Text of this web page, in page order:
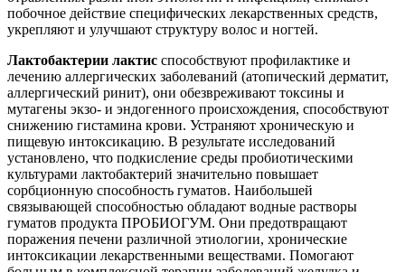
побочное действие специфических лекарственных средств,
укрепляют и улучшают структуру волос и ногтей.
Лактобактерии лактис способствуют профилактике и
лечению аллергических заболеваний (атопический дерматит,
аллергический ринит), они обезвреживают токсины и
мутагены экзо- и эндогенного происхождения, способствуют
снижению гистамина крови. Устраняют хроническую и
пищевую интоксикацию. В результате исследований
установлено, что подкисление среды пробиотическими
культурами лактобактерий значительно повышает
сорбционную способность гуматов. Наибольшей
связывающей способностью обладают водные растворы
гуматов продукта ПРОБИОГУМ. Они предотвращают
поражения печени различной этиологии, хронические
интоксикации лекарственными веществами. Помогают